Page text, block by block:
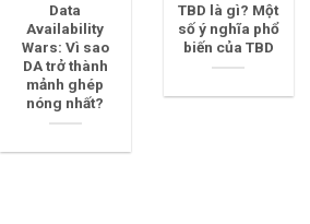
Data
Availability
Wars: Vì sao
DA trở thành
mảnh ghép
nóng nhất?
TBD là gì? Một
số ý nghĩa phổ
biến của TBD